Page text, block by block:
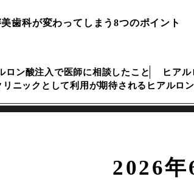
歯科が変わってしまう8つのポイント
ロン酸注入で医師に相談したこと
ヒア
リニックとして利用が期待されるヒアルロ
2026年